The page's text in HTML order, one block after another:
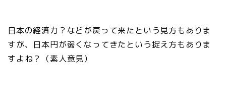
日本の経済力？などが戻って来たという見方もありま
すが、日本円が弱くなってきたという捉え方もありま
すよね？（素人意見）